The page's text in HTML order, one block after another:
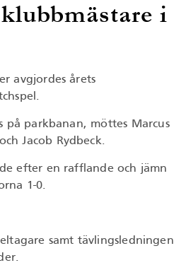
klubbmästare i
avgjordes årets
på parkbanan, möttes Marcus
Jacob Rydbeck.
efter en rafflande och jämn
1-0.
samt tävlingsledningen